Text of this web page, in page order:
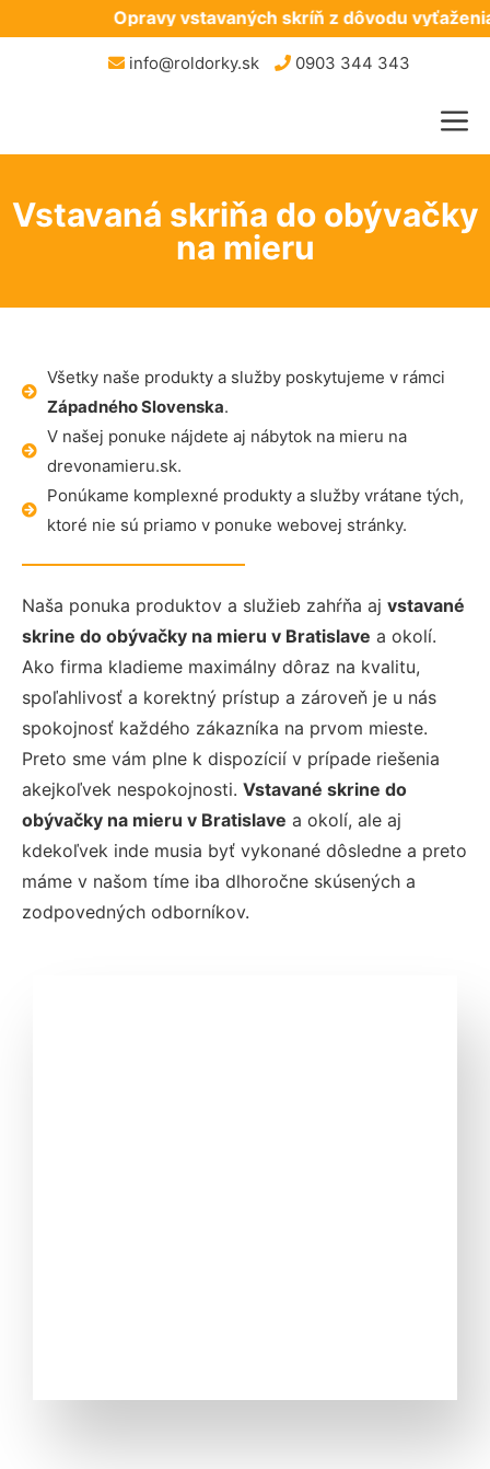
Opravy vstavaných skríň z dôvodu
info@roldorky.sk 0903 344 343
Vstavaná skriňa do obývačky
na mieru
Všetky naše produkty a služby poskytujeme v rámci
Západného Slovenska.
V našej ponuke nájdete aj nábytok na mieru na
drevonamieru.sk.
Ponúkame komplexné produkty a služby vrátane tých,
ktoré nie sú priamo v ponuke webovej stránky.
Naša ponuka produktov a služieb zahŕňa aj vstavané
skrine do obývačky na mieru v Bratislave a okolí.
Ako firma kladieme maximálny dôraz na kvalitu,
spoľahlivosť a korektný prístup a zároveň je u nás
spokojnosť každého zákazníka na prvom mieste.
Preto sme vám plne k dispozícií v prípade riešenia
akejkoľvek nespokojnosti. Vstavané skrine do
obývačky na mieru v Bratislave a okolí, ale aj
kdekoľvek inde musia byť vykonané dôsledne a preto
máme v našom tíme iba dlhoročne skúsených a
zodpovedných odborníkov.